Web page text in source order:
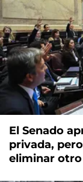
El Senado
privada,
eliminar